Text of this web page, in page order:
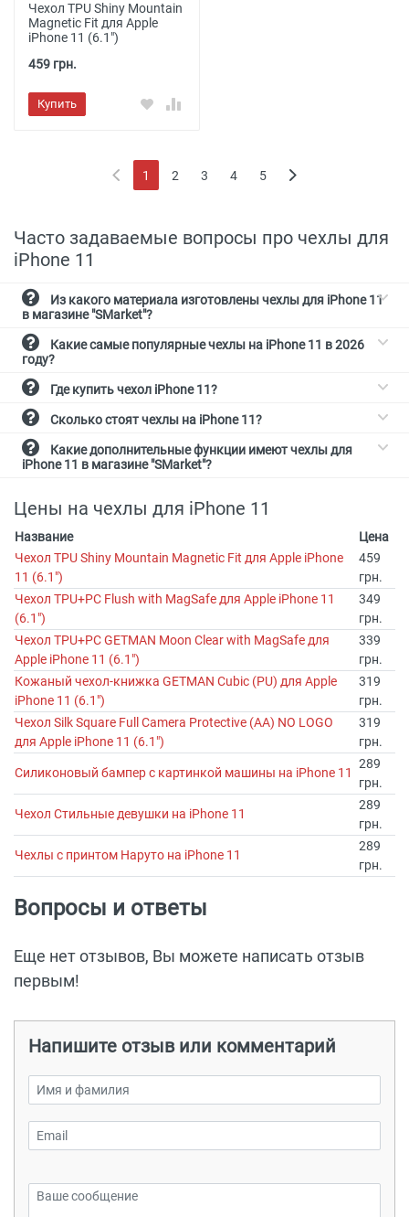
Чехол TPU Shiny Mountain
Magnetic Fit для Apple
iPhone 11 (6.1")
459 грн.
Купить
1
(current)
2 3 4 5
Часто задаваемые вопросы про чехлы для
iPhone 11
в магазине "SMarket"?
году?
Где купить чехол iPhone 11?
Сколько стоят чехлы на iPhone 11?
iPhone 11 в магазине "SMarket"?
Цены на чехлы для iPhone 11
Название
Цена
Чехол TPU Shiny Mountain Magnetic Fit для Apple iPhone
11 (6.1")
459
грн.
Чехол TPU+PC Flush with MagSafe для Apple iPhone 11
(6.1")
349
грн.
Чехол TPU+PC GETMAN Moon Clear with MagSafe для
Apple iPhone 11 (6.1")
339
грн.
Кожаный чехол-книжка GETMAN Cubic (PU) для Apple
iPhone 11 (6.1")
319
грн.
Чехол Silk Square Full Camera Protective (AA) NO LOGO
для Apple iPhone 11 (6.1")
319
грн.
Силиконовый бампер с картинкой машины на iPhone 11
289
грн.
Чехол Стильные девушки на iPhone 11
289
грн.
Чехлы с принтом Наруто на iPhone 11
289
грн.
Вопросы и ответы
Еще нет отзывов, Вы можете написать отзыв
первым!
Напишите отзыв или комментарий